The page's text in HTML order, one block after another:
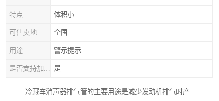
特点 体积小
可售卖地 全国
用途 警示提示
是
冷藏车消声器排气管的主要用途是减少发动机排气时产